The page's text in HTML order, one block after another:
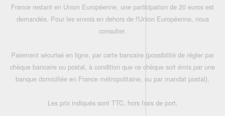
France restant en Union Européenne, une participation de 20 euros est
demandée. Pour les envois en dehors de l'Union Européenne, nous
consulter.
Paiement sécurisé en ligne, par carte bancaire (possibilité de régler par
chèque bancaire ou postal, à condition que ce chèque soit émis par une
banque domiciliée en France métropolitaine, ou par mandat postal),
Les prix indiqués sont TTC, hors frais de port,